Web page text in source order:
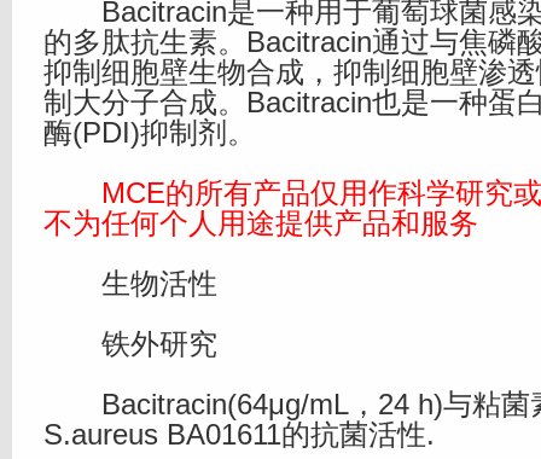
Bacitracin是一种用于葡萄球菌感
的多肽抗生素。Bacitracin通过与焦磷
抑制细胞壁生物合成，抑制细胞壁渗
制大分子合成。Bacitracin也是一种蛋
酶(PDI)抑制剂。
MCE的所有产品仅用作科学研究或
不为任何个人用途提供产品和服务
生物活性
铁外研究
Bacitracin(64μg/mL，24 h)与粘菌
S.aureus BA01611的抗菌活性.